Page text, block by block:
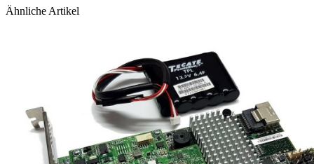
Ähnliche Artikel